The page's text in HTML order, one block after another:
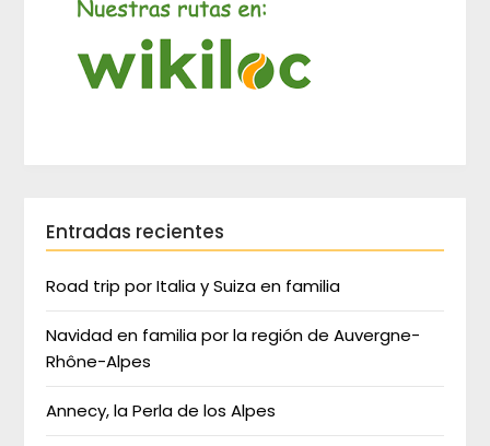
Entradas recientes
Road trip por Italia y Suiza en familia
Navidad en familia por la región de Auvergne-
Rhône-Alpes
Annecy, la Perla de los Alpes